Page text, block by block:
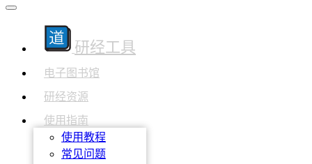
研经工具
电子图书馆
研经资源
使用指南
使用教程
常见问题